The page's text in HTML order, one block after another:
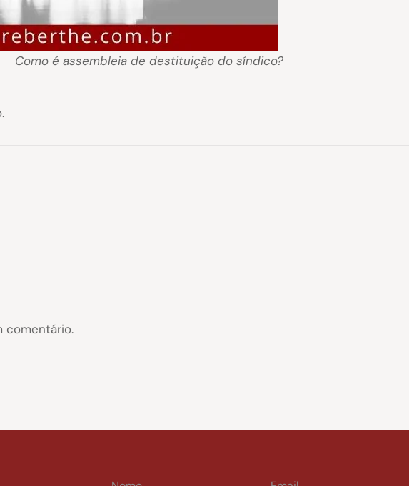
Como é assembleia de destituição do síndico?
comentário.